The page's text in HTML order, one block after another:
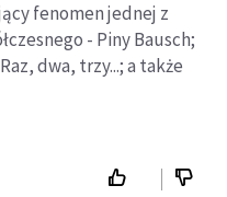
fenomen jednej z
- Piny Bausch;
dwa, trzy...; a także